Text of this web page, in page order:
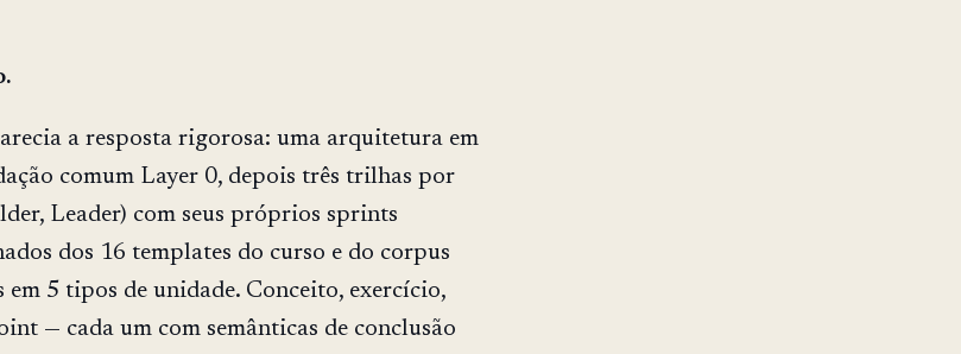
a resposta rigorosa: uma arquitetura em
comum Layer 0, depois três trilhas por
Leader) com seus próprios sprints
dos 16 templates do curso e do corpus
5 tipos de unidade. Conceito, exercício,
— cada um com semânticas de conclusão